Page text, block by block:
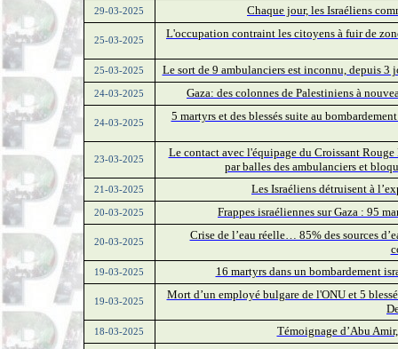
29-03-2025 Chaque jour, les Israéliens
25-03-2025
L'occupation contraint les citoyens à fuir de
25-03-2025 Le sort de 9 ambulanciers est inconnu, depuis 3
24-03-2025 Gaza: des colonnes de Palestiniens à
24-03-2025
5 martyrs et des blessés suite au
23-03-2025
Le contact avec l'équipage du Croissant
par balles des ambulanciers et
21-03-2025 Les Israéliens détruisent à
20-03-2025 Frappes israéliennes sur Gaza : 95
20-03-2025
Crise de l’eau réelle… 85% des sources
19-03-2025 16 martyrs dans un bombardement
19-03-2025
Mort d’un employé bulgare de l'ONU et 5
18-03-2025 Témoignage d’Abu